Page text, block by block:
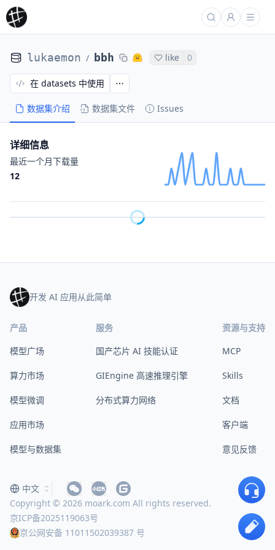
lukaemon / bbh like 0
数据集介绍 数据集文件 Issues
在 datasets 中使用
详细信息
最近一个月下载量
12
开发 AI 应用从此简单
产品
模型广场
算力市场
模型微调
应用市场
模型与数据集
服务
国产芯片 AI 技能认证
GIEngine 高速推理引擎
分布式算力网络
资源与支持
MCP
Skills
文档
客户端
意见反馈
Copyright © 2026 moark.com All rights reserved.
京ICP备2025119063号
京公网安备 11011502039387 号
中文